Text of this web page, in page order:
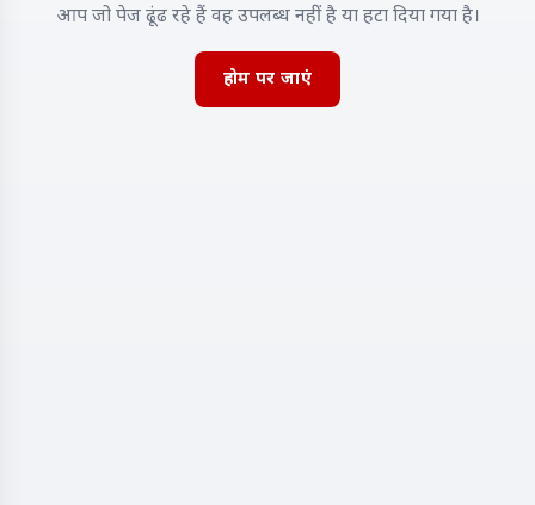
आप जो पेज ढूंढ रहे हैं वह उपलब्ध नहीं है या हटा दिया गया है।
होम पर जाएं